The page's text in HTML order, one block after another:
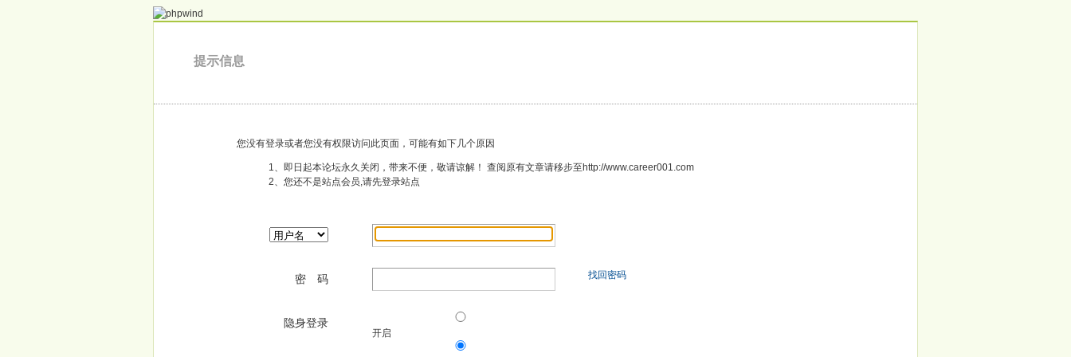
提示信息
您没有登录或者您没有权限访问此页面，可能有如下几个原因
1、即日起本论坛永久关闭，带来不便，敬请谅解！ 查阅原有文章请移步至http://www.career001.com
2、您还不是站点会员,请先登录站点
密 码 找回密码
隐身登录
开启